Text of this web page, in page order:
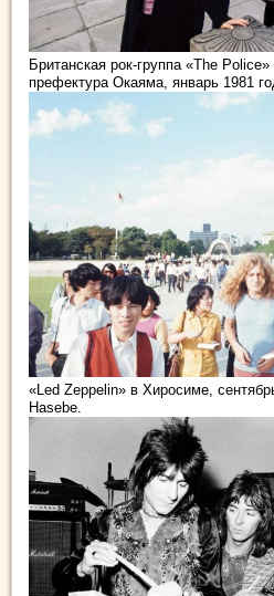
Британская рок-группа «The Police»
префектура Окаяма, январь 1981
«Led Zeppelin» в Хиросиме,
Hasebe.